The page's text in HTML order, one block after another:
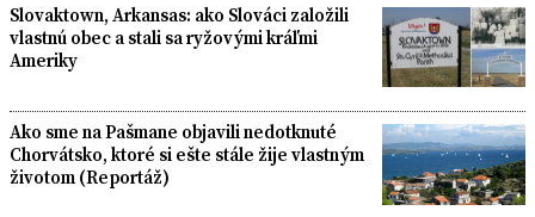
Slovaktown, Arkansas: ako Slováci založili
vlastnú obec a stali sa ryžovými kráľmi
Ameriky
Ako sme na Pašmane objavili nedotknuté
Chorvátsko, ktoré si ešte stále žije vlastným
životom (Reportáž)